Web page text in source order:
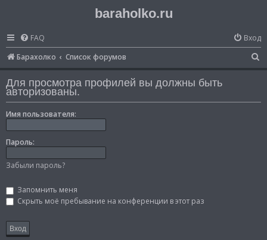
baraholko.ru
FAQ
Вход
Барахолко
Список форумов
о
с
Для просмотра профилей вы должны быть
авторизованы.
Имя пользователя:
Пароль:
Забыли пароль?
Запомнить меня
Скрыть моё пребывание на конференции в этот раз